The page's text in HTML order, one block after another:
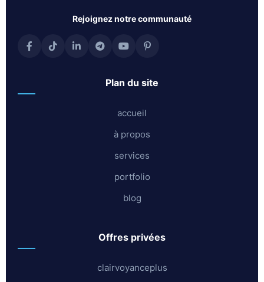
rejoignez notre communauté
plan du site
accueil
à propos
services
portfolio
blog
offres privées
clairvoyanceplus